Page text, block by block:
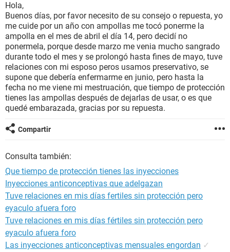
SEXUALIDAD
GLOSARIO
Hola,
Buenos días, por favor necesito de su consejo o repuesta, yo
me cuide por un año con ampollas me tocó ponerme la
ampolla en el mes de abril el día 14, pero decidí no
ponermela, porque desde marzo me venia mucho sangrado
durante todo el mes y se prolongó hasta fines de mayo, tuve
relaciones con mi esposo peros usamos preservativo, se
supone que debería enfermarme en junio, pero hasta la
fecha no me viene mi mestruación, que tiempo de protección
tienes las ampollas después de dejarlas de usar, o es que
quedé embarazada, gracias por su repuesta.
Compartir
Consulta también:
Que tiempo de protección tienes las inyecciones
Inyecciones anticonceptivas que adelgazan
Tuve relaciones en mis días fertiles sin protección pero
eyaculo afuera foro
Tuve relaciones en mis días fértiles sin protección pero
eyaculo afuera foro
Las inyecciones anticonceptivas mensuales engordan ✓